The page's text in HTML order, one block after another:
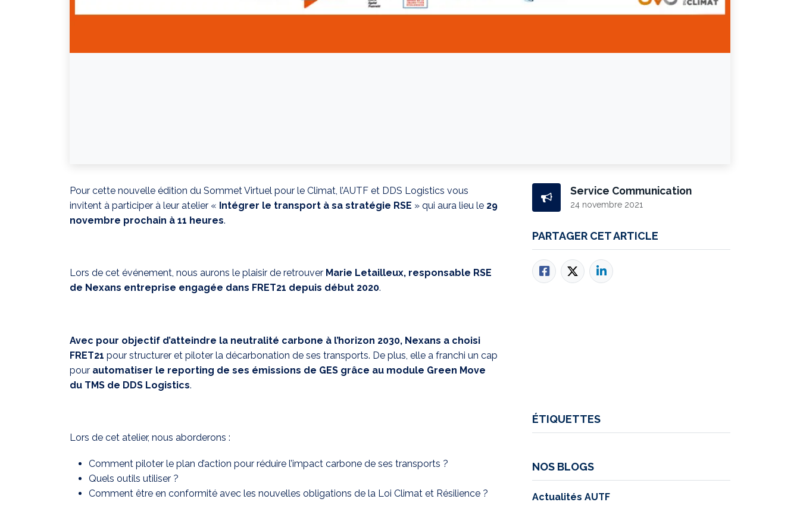
Pour cette nouvelle édition du Sommet Virtuel pour le Climat, l’AUTF et DDS Logistics vous
invitent à participer à leur atelier « Intégrer le transport à sa stratégie RSE » qui aura lieu le 29
novembre prochain à 11 heures.
Lors de cet événement, nous aurons le plaisir de retrouver Marie Letailleux, responsable RSE
de Nexans entreprise engagée dans FRET21 depuis début 2020.
Avec pour objectif d’atteindre la neutralité carbone à l’horizon 2030, Nexans a choisi
FRET21 pour structurer et piloter la décarbonation de ses transports. De plus, elle a franchi un cap
pour automatiser le reporting de ses émissions de GES grâce au module Green Move
du TMS de DDS Logistics.
Lors de cet atelier, nous aborderons :
Comment piloter le plan d’action pour réduire l’impact carbone de ses transports ?
Quels outils utiliser ?
Comment être en conformité avec les nouvelles obligations de la Loi Climat et Résilience ?
Service Communication
24 novembre 2021
PARTAGER CET ARTICLE
ÉTIQUETTES
NOS BLOGS
Actualités AUTF